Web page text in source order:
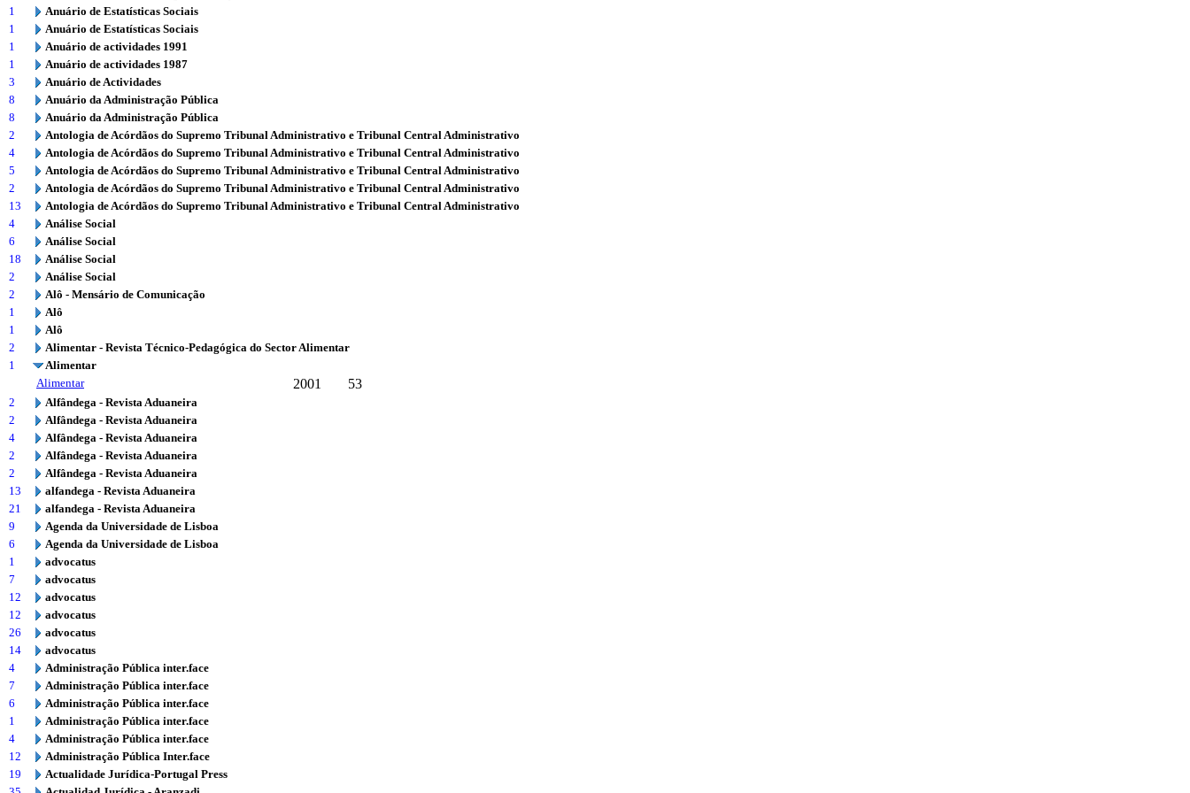
1
Anuário de Estatísticas Sociais
1
Anuário de Estatísticas Sociais
1
Anuário de actividades 1991
1
Anuário de actividades 1987
3
Anuário de Actividades
8
Anuário da Administração Pública
8
Anuário da Administração Pública
2
Antologia de Acórdãos do Supremo Tribunal Administrativo e Tribunal Central Administrativo
4
Antologia de Acórdãos do Supremo Tribunal Administrativo e Tribunal Central Administrativo
5
Antologia de Acórdãos do Supremo Tribunal Administrativo e Tribunal Central Administrativo
2
Antologia de Acórdãos do Supremo Tribunal Administrativo e Tribunal Central Administrativo
13
Antologia de Acórdãos do Supremo Tribunal Administrativo e Tribunal Central Administrativo
4
Análise Social
6
Análise Social
18
Análise Social
2
Análise Social
2
Alô - Mensário de Comunicação
1
Alô
1
Alô
2
Alimentar - Revista Técnico-Pedagógica do Sector Alimentar
1
Alimentar
Alimentar
2001 53
2
Alfândega - Revista Aduaneira
2
Alfândega - Revista Aduaneira
4
Alfândega - Revista Aduaneira
2
Alfândega - Revista Aduaneira
2
Alfândega - Revista Aduaneira
13
alfandega - Revista Aduaneira
21
alfandega - Revista Aduaneira
9
Agenda da Universidade de Lisboa
6
Agenda da Universidade de Lisboa
1
advocatus
7
advocatus
12
advocatus
12
advocatus
26
advocatus
14
advocatus
4
Administração Pública inter.face
7
Administração Pública inter.face
6
Administração Pública inter.face
1
Administração Pública inter.face
4
Administração Pública inter.face
12
Administração Pública Inter.face
19
Actualidade Jurídica-Portugal Press